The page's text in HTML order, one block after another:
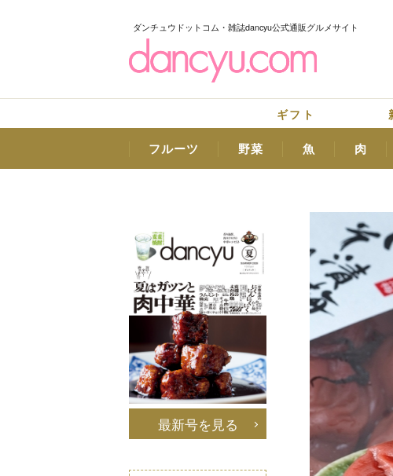
ダンチュウドットコム・雑誌dancyu公式通販グルメサイト
ギフト
フルーツ 野菜 魚 肉
最新号を見る